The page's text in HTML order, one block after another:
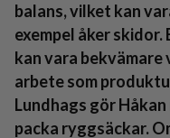
balans, vilket kan
exempel åker
kan vara bekvämare
arbete som
Lundhags gör
packa ryggsäckar.